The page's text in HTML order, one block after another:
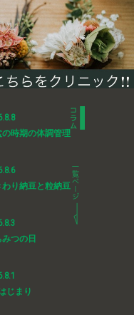
の時期の体調管理
わり納豆と粒納豆
みつの日
じまり